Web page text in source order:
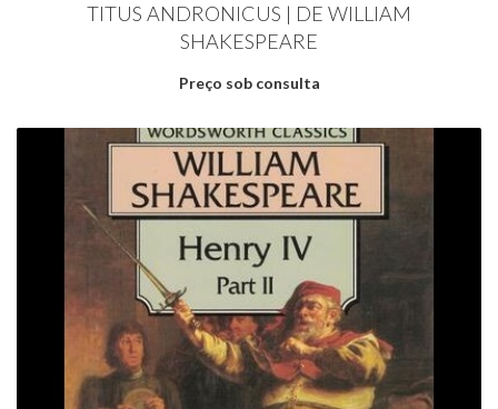
TITUS ANDRONICUS | DE WILLIAM
SHAKESPEARE
Preço sob consulta